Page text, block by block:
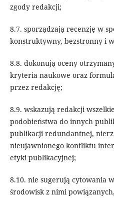
zgody redakcji;
8.7. sporządzają recenzję w
konstruktywny, bezstronny i
8.8. dokonują oceny
kryteria naukowe oraz
przez redakcję;
8.9. wskazują redakcji
podobieństwa do innych
publikacji redundantnej,
nieujawnionego konfliktu
etyki publikacyjnej;
8.10. nie sugerują cytowania
środowisk z nimi